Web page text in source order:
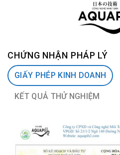
CHỨNG NHẬN PHÁP LÝ
GIẤY PHÉP KINH DOANH
KẾT QUẢ THỬ NGHIỆM